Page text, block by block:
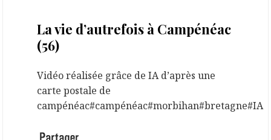
La vie d’autrefois à Campénéac
(56)
Vidéo réalisée grâce de IA d’après une
carte postale de
campénéac#campénéac#morbihan#bretagne#IA